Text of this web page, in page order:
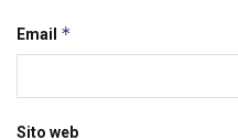
Email *
Sito web